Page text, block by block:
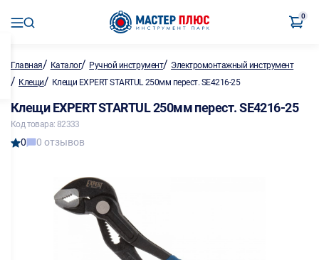
0
Главная/ Каталог/ Ручной инструмент/ Электромонтажный инструмент
/ Клещи/ Клещи EXPERT STARTUL 250мм перест. SE4216-25
Клещи EXPERT STARTUL 250мм перест. SE4216-25
Код товара: 82333
0 0 отзывов